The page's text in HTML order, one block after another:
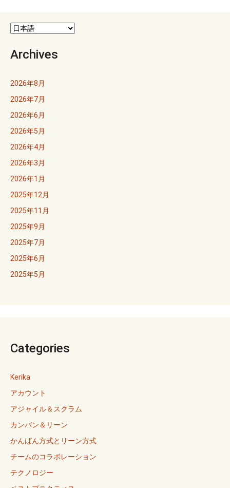
Archives
2026年8月
2026年7月
2026年6月
2026年5月
2026年4月
2026年3月
2026年1月
2025年12月
2025年11月
2025年9月
2025年7月
2025年6月
2025年5月
Categories
Kerika
アカウント
アジャイル＆スクラム
カンバン＆リーン
かんばん方式とリーン方式
チームのコラボレーション
テクノロジー